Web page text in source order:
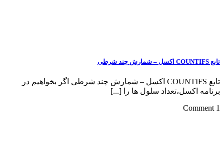
تابع COUNTIFS اکسل – شمارش چند شرطی اگر بخواهیم در
سلول ها را [...]